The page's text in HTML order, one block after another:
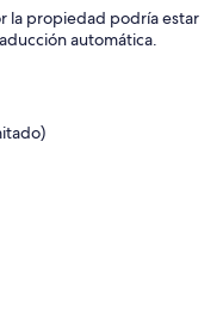
la propiedad podría estar
automática.